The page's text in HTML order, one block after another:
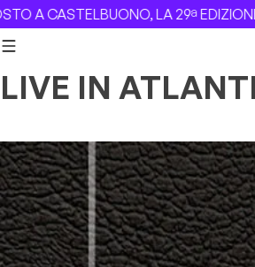
Skip to content
CASTELBUONO, LA 29ª EDIZIONE –
LIVE IN